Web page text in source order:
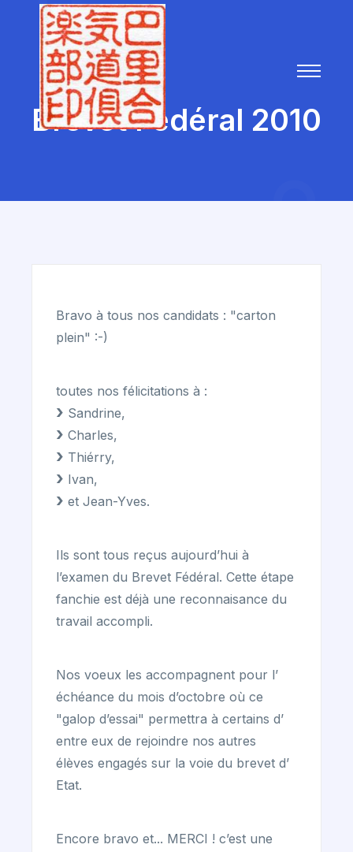
Brevet Fédéral 2010
Bravo à tous nos candidats : "carton
plein" :-)
toutes nos félicitations à :
Sandrine,
Charles,
Thiérry,
Ivan,
et Jean-Yves.
Ils sont tous reçus aujourd’hui à
l’examen du Brevet Fédéral. Cette étape
fanchie est déjà une reconnaisance du
travail accompli.
Nos voeux les accompagnent pour l’
échéance du mois d’octobre où ce
"galop d’essai" permettra à certains d’
entre eux de rejoindre nos autres
élèves engagés sur la voie du brevet d’
Etat.
Encore bravo et... MERCI ! c’est une